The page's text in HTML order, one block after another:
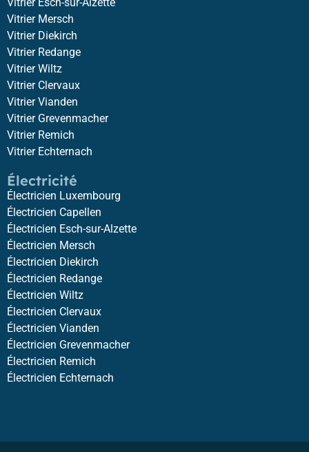
Vitrier Mersch
Vitrier Diekirch
Vitrier Redange
Vitrier Wiltz
Vitrier Clervaux
Vitrier Vianden
Vitrier Grevenmacher
Vitrier Remich
Vitrier Echternach
Électricité
Électricien Luxembourg
Électricien Capellen
Électricien Esch-sur-Alzette
Électricien Mersch
Électricien Diekirch
Électricien Redange
Électricien Wiltz
Électricien Clervaux
Électricien Vianden
Électricien Grevenmacher
Électricien Remich
Électricien Echternach